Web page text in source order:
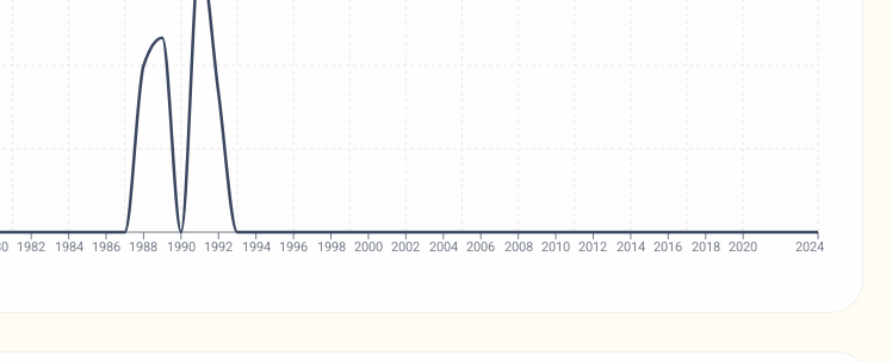
1982 1984 1986 1988 1990 1992 1994 1996 1998 2000 2002 2004 2006 2008 2010 2012 2014 2016 2018 2020 2024